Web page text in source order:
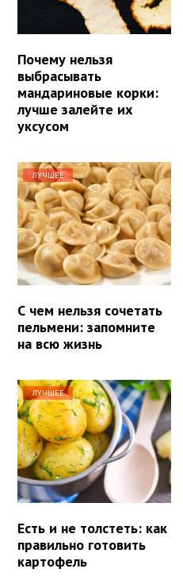
Почему нельзя
выбрасывать
мандариновые корки:
лучше залейте их
уксусом
ЛУЧШЕЕ
С чем нельзя сочетать
пельмени: запомните
на всю жизнь
ЛУЧШЕЕ
Есть и не толстеть: как
правильно готовить
картофель